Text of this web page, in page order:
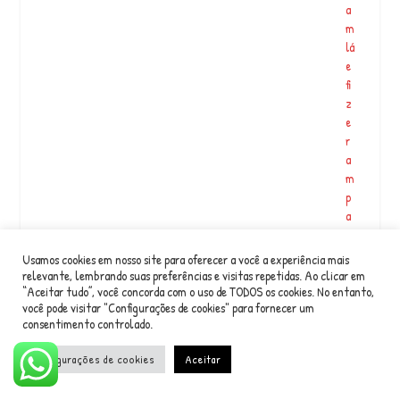
a
m
lá
e
fi
z
e
r
a
m
p
a
Pachamama ॐ Arte e
Usamos cookies em nosso site para oferecer a você a experiência mais
relevante, lembrando suas preferências e visitas repetidas. Ao clicar em
“Aceitar tudo”, você concorda com o uso de TODOS os cookies. No entanto,
você pode visitar "Configurações de cookies" para fornecer um
consentimento controlado.
Configurações de cookies Aceitar